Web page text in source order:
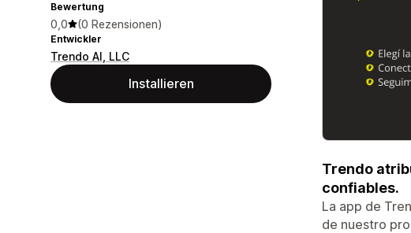
Bewertung
0,0 (0 Rezensionen)
Entwickler
Trendo AI, LLC
Installieren
Trendo
confiables.
La app de
de nuestro